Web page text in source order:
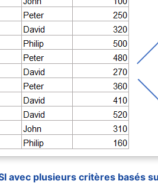
avec plusieurs critères basés